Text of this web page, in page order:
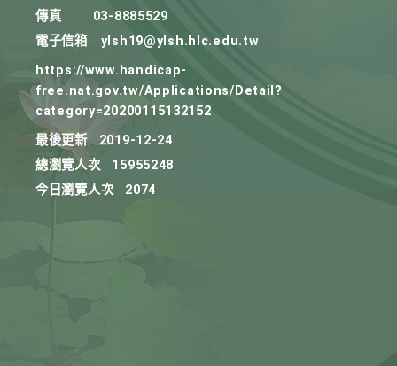
傳真
03-8885529
電子信箱
ylsh19@ylsh.hlc.edu.tw
https://www.handicap-
free.nat.gov.tw/Applications/Detail?
category=20200115132152
最後更新
2019-12-24
總瀏覽人次
15955248
今日瀏覽人次
2074